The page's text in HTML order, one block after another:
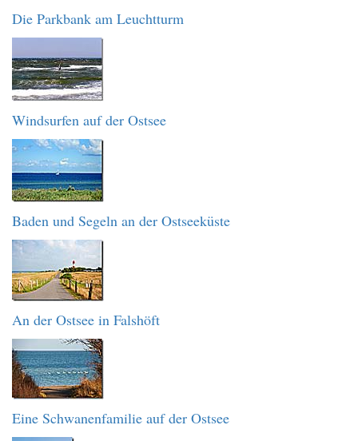
Die Parkbank am Leuchtturm
Windsurfen auf der Ostsee
Baden und Segeln an der Ostseeküste
An der Ostsee in Falshöft
Eine Schwanenfamilie auf der Ostsee